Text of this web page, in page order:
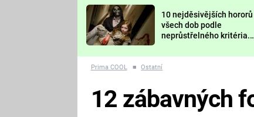
FUTURAMA
10 nejděsivějších hororů
všech dob podle
neprůstřelného kritéria.
nejvíc zvednou tep?
Prima COOL ■ Ostatní
12 zábavných